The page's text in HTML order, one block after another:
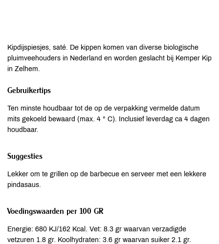
Kipdijspiesjes, saté. De kippen komen van diverse biologische
pluimveehouders in Nederland en worden geslacht bij Kemper Kip
in Zelhem.
Gebruikertips
Ten minste houdbaar tot de op de verpakking vermelde datum
mits gekoeld bewaard (max. 4 ° C). Inclusief leverdag ca 4 dagen
houdbaar.
Suggesties
Lekker om te grillen op de barbecue en serveer met een lekkere
pindasaus.
Voedingswaarden per 100 GR
Energie: 680 KJ/162 Kcal. Vet: 8.3 gr waarvan verzadigde
vetzuren 1.8 gr. Koolhydraten: 3.6 gr waarvan suiker 2.1 gr.